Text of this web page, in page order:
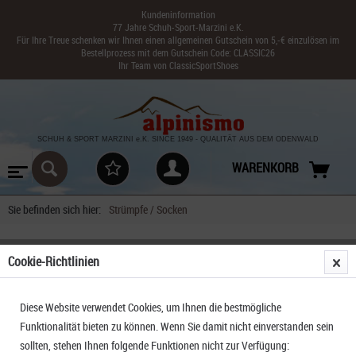
Kundeninformation
77 Jahre Schuh-Sport-Marzini e.K.
Für Ihre Treue schenken wir Ihnen einen allgemeinen Gutschein von 5,-€ einzulösen im
Bestellprozess mit dem Gutschein Code: CLASSIC26
Ihr Team von ClassicSportShoes
SCHUH & SPORT MARZINI e.K. SINCE 1949 - QUALITÄT AUS DEM ODENWALD
WARENKORB
Sie befinden sich hier: Strümpfe / Socken
Cookie-Richtlinien
Diese Website verwendet Cookies, um Ihnen die bestmögliche
Funktionalität bieten zu können. Wenn Sie damit nicht einverstanden sein
sollten, stehen Ihnen folgende Funktionen nicht zur Verfügung: